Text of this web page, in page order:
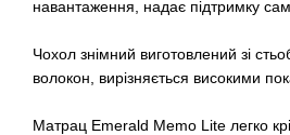
навантаження, надає підтримку
Чохол знімний виготовлений зі
волокон, вирізняється високими
Матрац Emerald Memo Lite легко